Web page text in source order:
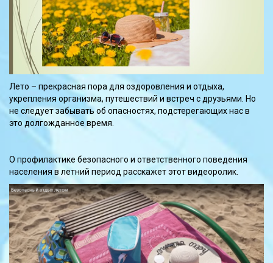
Лето – прекрасная пора для оздоровления и отдыха,
укрепления организма, путешествий и встреч с друзьями. Но
не следует забывать об опасностях, подстерегающих нас в
это долгожданное время.
О профилактике безопасного и ответственного поведения
населения в летний период расскажет этот видеоролик.